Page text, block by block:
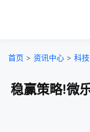
首页 > 资讯中心 > 科
稳赢策略!微